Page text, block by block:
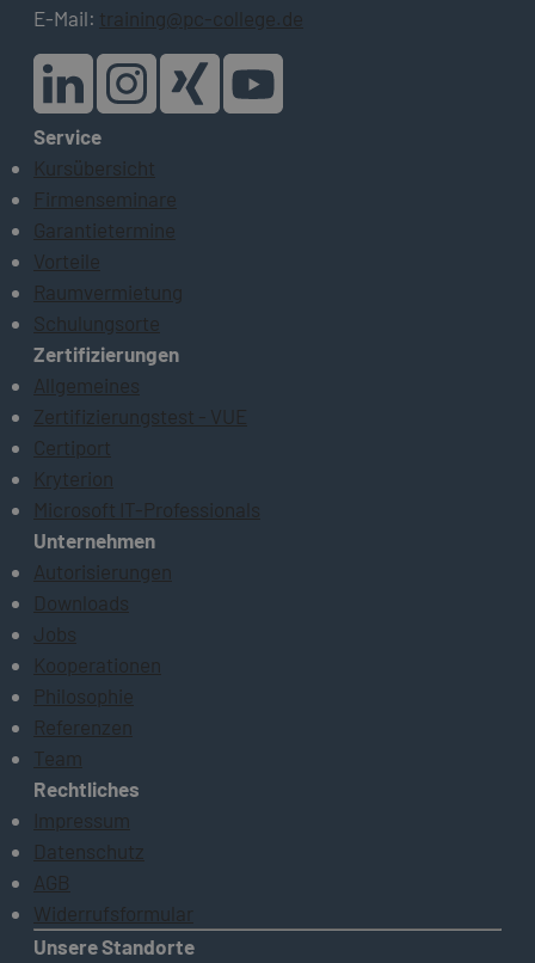
E-Mail: training@pc-college.de
Service
Kursübersicht
Firmenseminare
Garantietermine
Vorteile
Raumvermietung
Schulungsorte
Zertifizierungen
Allgemeines
Zertifizierungstest - VUE
Certiport
Kryterion
Microsoft IT-Professionals
Unternehmen
Autorisierungen
Downloads
Jobs
Kooperationen
Philosophie
Referenzen
Team
Rechtliches
Impressum
Datenschutz
AGB
Widerrufsformular
Unsere Standorte